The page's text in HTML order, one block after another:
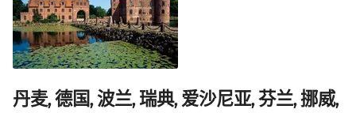
丹麦, 德国, 波兰, 瑞典, 爱沙尼亚, 芬兰, 挪威,